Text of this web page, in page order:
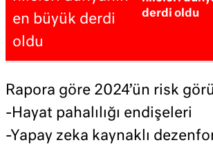
derdi oldu
Rapora göre 2024’ün risk
-Hayat pahalılığı endişeleri
-Yapay zeka kaynaklı